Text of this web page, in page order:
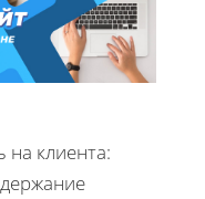
клиента: